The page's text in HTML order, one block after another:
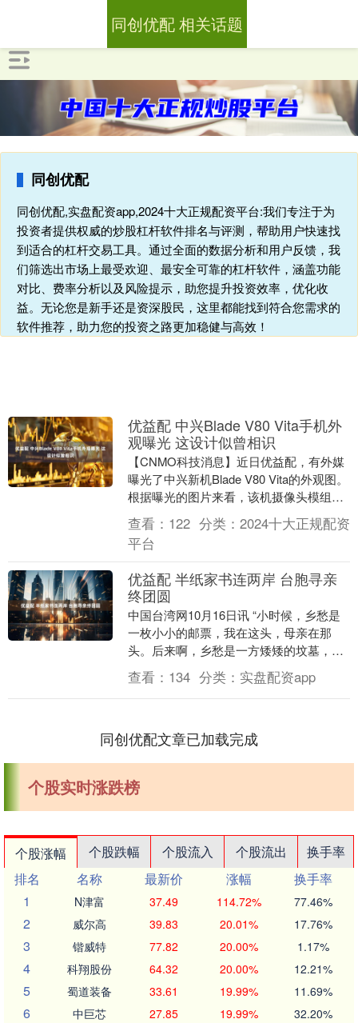
同创优配
同创优配,实盘配资app,2024十大正规配资平台:我们专注于为
投资者提供权威的炒股杠杆软件排名与评测，帮助用户快速找
到适合的杠杆交易工具。通过全面的数据分析和用户反馈，我
们筛选出市场上最受欢迎、最安全可靠的杠杆软件，涵盖功能
对比、费率分析以及风险提示，助您提升投资效率，优化收
益。无论您是新手还是资深股民，这里都能找到符合您需求的
软件推荐，助力您的投资之路更加稳健与高效！
同创优配 相关话题
优益配 中兴Blade V80 Vita手机外
观曝光 这设计似曾相识
【CNMO科技消息】近日优益配，有外媒
曝光了中兴新机Blade V80 Vita的外观图。
根据曝光的图片来看，该机摄像头模组采
用与iPhone 17 Pro M....
查看： 122 分类： 2024十大正规配资
平台
优益配 半纸家书连两岸 台胞寻亲
终团圆
中国台湾网10月16日讯 “小时候，乡愁是
一枚小小的邮票，我在这头，母亲在那
头。后来啊，乡愁是一方矮矮的坟墓，我
在外头，母亲在里头。而现在，乡愁是一
湾浅浅的海峡....
查看： 134 分类： 实盘配资app
同创优配文章已加载完成
个股实时涨跌榜
个股涨幅 个股跌幅 个股流入 个股流出
换手率
排名
名称 最新价 涨幅
换手率
1
N津富 37.49 114.72% 77.46%
2 威尔高 39.83 20.01% 17.76%
3 锴威特 77.82 20.00% 1.17%
4 科翔股份 64.32 20.00% 12.21%
5 蜀道装备 33.61 19.99% 11.69%
6 中巨芯 27.85 19.99% 32.20%